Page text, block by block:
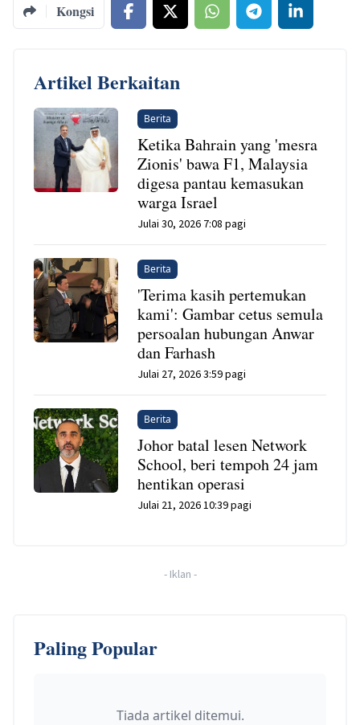
Kongsi
Artikel Berkaitan
Berita
Ketika Bahrain yang 'mesra
Zionis' bawa F1, Malaysia
digesa pantau kemasukan
warga Israel
Julai 30, 2026 7:08 pagi
Berita
'Terima kasih pertemukan
kami': Gambar cetus semula
persoalan hubungan Anwar
dan Farhash
Julai 27, 2026 3:59 pagi
Berita
Johor batal lesen Network
School, beri tempoh 24 jam
hentikan operasi
Julai 21, 2026 10:39 pagi
- Iklan -
Paling Popular
Tiada artikel ditemui.